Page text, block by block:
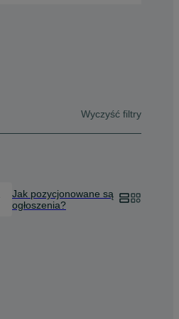
Wyczyść filtry
Jak pozycjonowane są
ogłoszenia?